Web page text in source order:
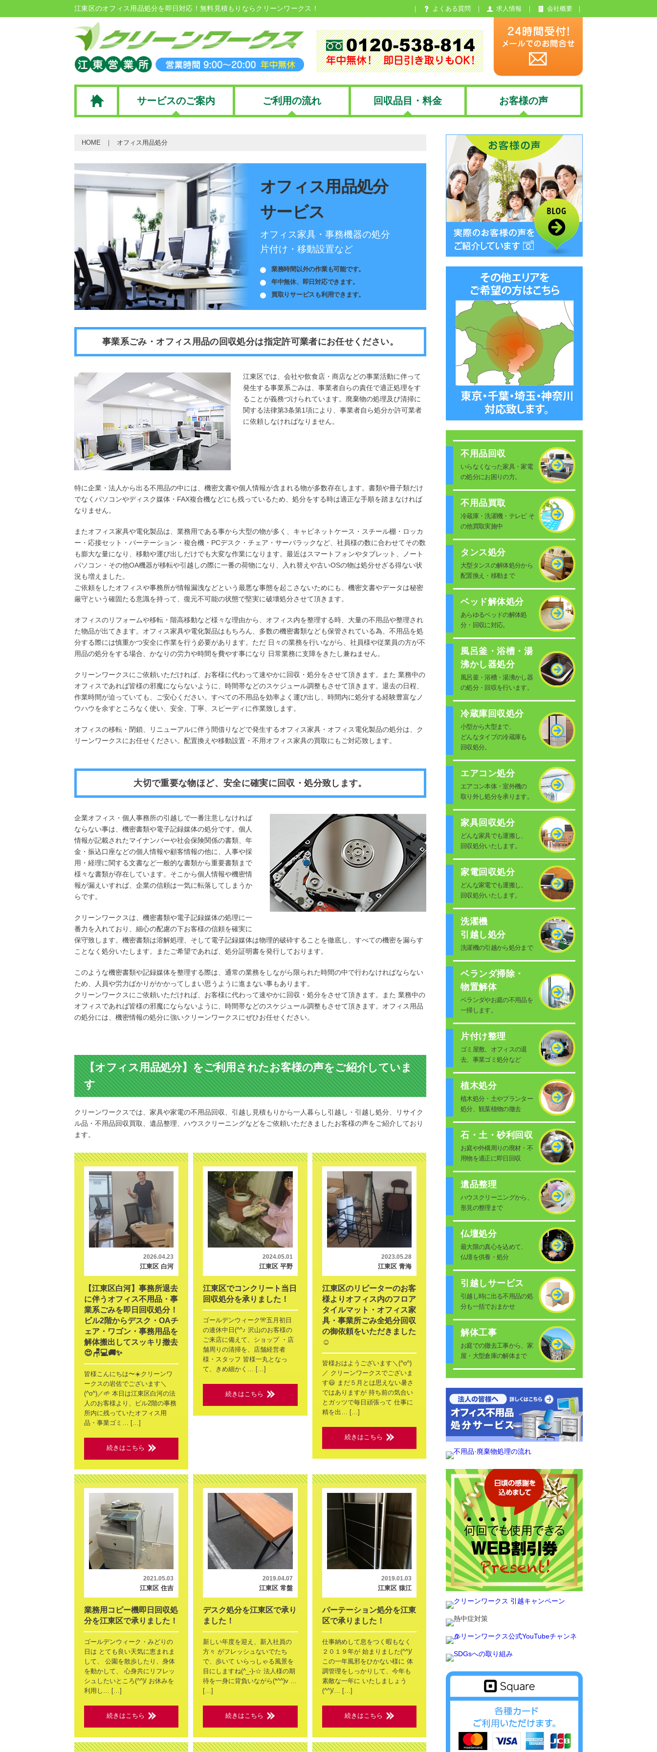
江東区のオフィス用品処分を即日対応！無料見積もりならクリーンワークス！ よくある質問 求人情報 会社概要
サービスのご案内 ご利用の流れ 回収品目・料金 お客様の声
HOME オフィス用品処分
オフィス用品処分
サービス
オフィス家具・事務機器の処分
片付け・移動設置など
業務時間以外の作業も可能です。
年中無休、即日対応できます。
買取りサービスも利用できます。
事業系ごみ・オフィス用品の回収処分は指定許可業者にお任せください。
江東区では、会社や飲食店・商店などの事業活動に伴って
発生する事業系ごみは、事業者自らの責任で適正処理をす
ることが義務づけられています。廃棄物の処理及び清掃に
関する法律第3条第1項により、事業者自ら処分か許可業者
に依頼しなければなりません。
特に企業・法人から出る不用品の中には、機密文書や個人情報が含まれる物が多数存在します。書類や冊子類だけ
でなくパソコンやディスク媒体・FAX複合機などにも残っているため、処分をする時は適正な手順を踏まなければ
なりません。
またオフィス家具や電化製品は、業務用である事から大型の物が多く、キャビネットケース・スチール棚・ロッカ
ー・応接セット・パーテーション・複合機・PCデスク・チェア・サーバラックなど、社員様の数に合わせてその数
も膨大な量になり、移動や運び出しだけでも大変な作業になります。最近はスマートフォンやタブレット、ノート
パソコン・その他OA機器が移転や引越しの際に一番の荷物になり、入れ替えや古いOSの物は処分せざる得ない状
況も増えました。
ご依頼をしたオフィスや事務所が情報漏洩などという最悪な事態を起こさないためにも、機密文書やデータは秘密
厳守という確固たる意識を持って、復元不可能の状態で堅実に破壊処分させて頂きます。
オフィスのリフォームや移転・階高移動など様々な理由から、オフィス内を整理する時、大量の不用品や整理され
た物品が出てきます。オフィス家具や電化製品はもちろん、多数の機密書類なども保管されている為、不用品を処
分する際には慎重かつ安全に作業を行う必要があります。ただ 日々の業務を行いながら、社員様や従業員の方が不
用品の処分をする場合、かなりの労力や時間を費やす事になり 日常業務に支障をきたし兼ねません。
クリーンワークスにご依頼いただければ、お客様に代わって速やかに回収・処分をさせて頂きます。また 業務中の
オフィスであれば皆様の邪魔にならないように、時間帯などのスケジュール調整もさせて頂きます。退去の日程、
作業時間が迫っていても、ご安心ください。すべての不用品を効率よく運び出し、時間内に処分する経験豊富なノ
ウハウを余すところなく使い、安全、丁寧、スピーディに作業致します。
オフィスの移転・閉鎖、リニューアルに伴う間借りなどで発生するオフィス家具・オフィス電化製品の処分は、ク
リーンワークスにお任せください。配置換えや移動設置・不用オフィス家具の買取にもご対応致します。
大切で重要な物ほど、安全に確実に回収・処分致します。
企業オフィス・個人事務所の引越しで一番注意しなければ
ならない事は、機密書類や電子記録媒体の処分です。個人
情報が記載されたマイナンバーや社会保険関係の書類、年
金・振込口座などの個人情報や顧客情報の他に、人事や採
用・経理に関する文書など一般的な書類から重要書類まで
様々な書類が存在しています。そこから個人情報や機密情
報が漏えいすれば、企業の信頼は一気に転落してしまうか
らです。
クリーンワークスは、機密書類や電子記録媒体の処理に一
番力を入れており、細心の配慮の下お客様の信頼を確実に
保守致します。機密書類は溶解処理、そして電子記録媒体は物理的破砕することを徹底し、すべての機密を漏らす
ことなく処分いたします。またご希望であれば、処分証明書を発行しております。
このような機密書類や記録媒体を整理する際は、通常の業務をしながら限られた時間の中で行わなければならない
ため、人員や労力ばかりがかかってしまい思うように進まない事もあります。
クリーンワークスにご依頼いただければ、お客様に代わって速やかに回収・処分をさせて頂きます。また 業務中の
オフィスであれば皆様の邪魔にならないように、時間帯などのスケジュール調整もさせて頂きます。オフィス用品
の処分には、機密情報の処分に強いクリーンワークスにぜひお任せください。
【オフィス用品処分】をご利用されたお客様の声をご紹介していま
す
クリーンワークスでは、家具や家電の不用品回収、引越し見積もりから一人暮らし引越し・引越し処分、リサイク
ル品・不用品回収買取、遺品整理、ハウスクリーニングなどをご依頼いただきましたお客様の声をご紹介しており
ます。
2026.04.23
江東区 白河
【江東区白河】事務所退去
に伴うオフィス不用品・事
業系ごみを即日回収処分！
ビル2階からデスク・OAチ
ェア・ワゴン・事務用品を
解体搬出してスッキリ撤去
😍🪑💻🚚✨
皆様こんにちは〜☀️クリーンワ
ークスの岩佐でございます＼
(^o^)／🌱 本日は江東区白河の法
人のお客様より、ビル2階の事務
所内に残っていたオフィス用
品・事業ゴミ… […]
続きはこちら
2024.05.01
江東区 平野
江東区でコンクリート当日
回収処分を承りました！
ゴールデンウィーク🎌五月初日
の連休中日(^^♪ 沢山のお客様の
ご来店に備えて、ショップ ・店
舗周りの清掃を、店舗経営者
様・スタッフ 皆様一丸となっ
て、きめ細かく… […]
続きはこちら
2023.05.28
江東区 青海
江東区のリピーターのお客
様よりオフィス内のフロア
タイルマット・オフィス家
具・事業所ごみ全処分回収
の御依頼をいただきました
☺️
皆様おはようございます＼(^o^)
／ クリーンワークスでございま
す😃 まだ５月とは思えない暑さ
ではありますが 持ち前の気合い
とガッツで毎日頑張って 仕事に
精を出… […]
続きはこちら
2021.05.03
江東区 住吉
業務用コピー機即日回収処
分を江東区で承りました！
ゴールデンウィーク・みどりの
日は とても良い天気に恵まれま
して、 公園を散歩したり、身体
を動かして、 心身共にリフレッ
シュしたいところ(^^)/ お休みを
利用し… […]
続きはこちら
2019.04.07
江東区 常盤
デスク処分を江東区で承り
ました！
新しい年度を迎え、新入社員の
方々 がフレッシュないでたち
で、歩いて いらっしゃる風景を
目にしますね(^_-)-☆ 法人様の期
待を一身に背負いながら(*^^)v …
[…]
続きはこちら
2019.01.03
江東区 猿江
パーテーション処分を江東
区で承りました！
仕事納めして息をつく暇もなく
２０１９年が 始まりました(^^)/
この一年風邪をひかない様に 体
調管理をしっかりして、今年も
素敵な一年に いたしましょう
(^^)/… […]
続きはこちら
不用品回収
いらなくなった家具・家電
の処分にお困りの方。
不用品買取
冷蔵庫・洗濯機・テレビ そ
の他買取実施中
タンス処分
大型タンスの解体処分から
配置換え・移動まで
ベッド解体処分
あらゆるベッドの解体処
分・回収に対応。
風呂釜・浴槽・湯
沸かし器処分
風呂釜・浴槽・湯沸かし器
の処分・回収を行います。
冷蔵庫回収処分
小型から大型まで、
どんなタイプの冷蔵庫も
回収処分。
エアコン処分
エアコン本体・室外機の
取り外し処分を承ります。
家具回収処分
どんな家具でも運搬し、
回収処分いたします。
家電回収処分
どんな家電でも運搬し、
回収処分いたします。
洗濯機
引越し処分
洗濯機の引越から処分まで
ベランダ掃除・
物置解体
ベランダやお庭の不用品を
一掃します。
片付け整理
ゴミ屋敷、オフィスの退
去、事業ゴミ処分など
植木処分
植木処分・土やプランター
処分、観葉植物の撤去
石・土・砂利回収
お庭や外構周りの廃材・不
用物を適正に即日回収
遺品整理
ハウスクリーニングから、
形見の整理まで
仏壇処分
最大限の真心を込めて、
仏壇を供養・処分
引越しサービス
引越し時に出る不用品の処
分も一括でおまかせ
解体工事
お庭での撤去工事から、家
屋・大型倉庫の解体まで